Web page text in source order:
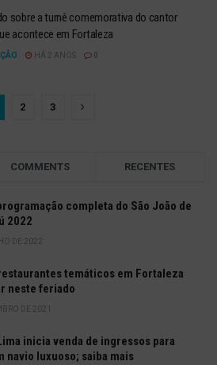
sobre a turnê comemorativa do cantor
acontece em Fortaleza
HÁ 2 ANOS
2 3
COMMENTS RECENTES
completa do São João de
2022
DE 2022
temáticos em Fortaleza
neste feriado
DE 2021
inicia venda de ingressos para
navio luxuoso; saiba mais